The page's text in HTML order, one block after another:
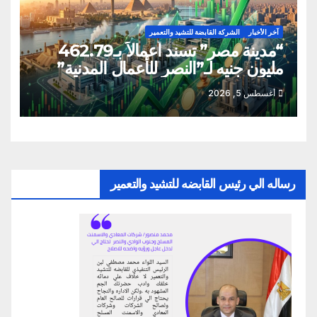
آخر الأخبار الشركة القابضة للتشيد والتعمير
“مدينة مصر” تسند أعمالاً بـ462.79
مليون جنيه لـ”النصر للأعمال المدنية”
أغسطس 5, 2026
رساله الي رئيس القابضه للتشيد والتعمير